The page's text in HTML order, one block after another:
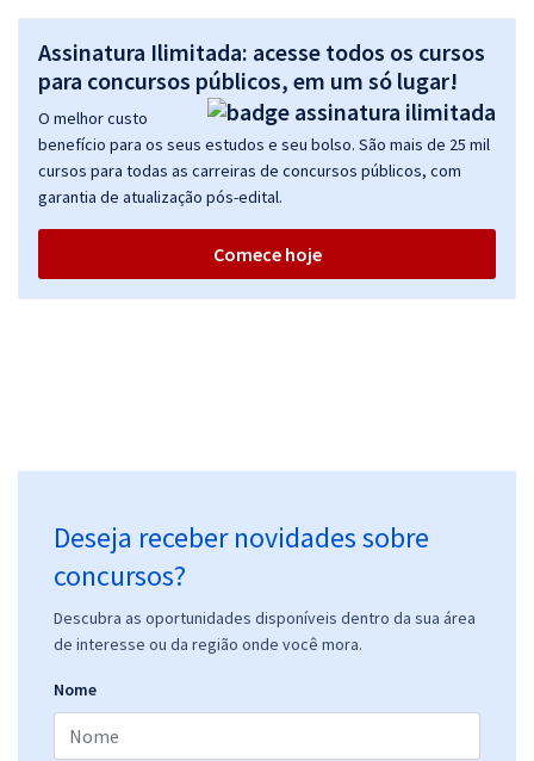
Assinatura Ilimitada: acesse todos os cursos
para concursos públicos, em um só lugar!
O melhor custo
benefício para os seus estudos e seu bolso. São mais de 25 mil
cursos para todas as carreiras de concursos públicos, com
garantia de atualização pós-edital.
Comece hoje
Deseja receber novidades sobre
concursos?
Descubra as oportunidades disponíveis dentro da sua área
de interesse ou da região onde você mora.
Nome